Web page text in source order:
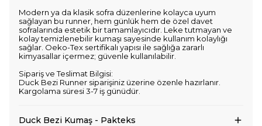
Modern ya da klasik sofra düzenlerine kolayca uyum
sağlayan bu runner, hem günlük hem de özel davet
sofralarında estetik bir tamamlayıcıdır. Leke tutmayan ve
kolay temizlenebilir kumaşı sayesinde kullanım kolaylığı
sağlar. Oeko-Tex sertifikalı yapısı ile sağlığa zararlı
kimyasallar içermez; güvenle kullanılabilir.
Sipariş ve Teslimat Bilgisi:
Duck Bezi Runner siparişiniz üzerine özenle hazırlanır.
Kargolama süresi 3-7 iş günüdür.
Duck Bezi Kumaş - Pakteks